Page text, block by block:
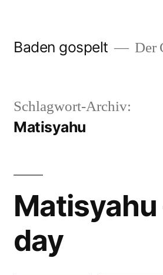
Baden gospelt Der
Schlagwort-Archiv:
Matisyahu
day